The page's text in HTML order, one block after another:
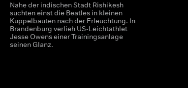
Nahe der indischen Stadt Rishikesh
suchten einst die Beatles in kleinen
Kuppelbauten nach der Erleuchtung. In
Brandenburg verlieh US-Leichtathlet
Jesse Owens einer Trainingsanlage
seinen Glanz.